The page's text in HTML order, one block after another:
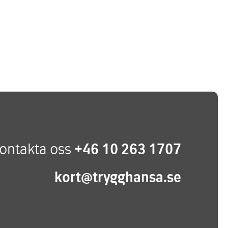
oss +46 10 263 1707
kort@trygghansa.se